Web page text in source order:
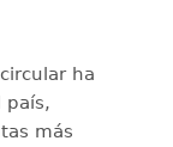
ha
país,
más